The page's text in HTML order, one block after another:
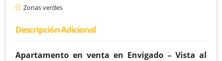
Zonas verdes
Descripción Adicional
Apartamento en venta en Envigado – Vista al